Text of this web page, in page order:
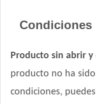
Condiciones
Producto sin abrir
producto no ha
condiciones,